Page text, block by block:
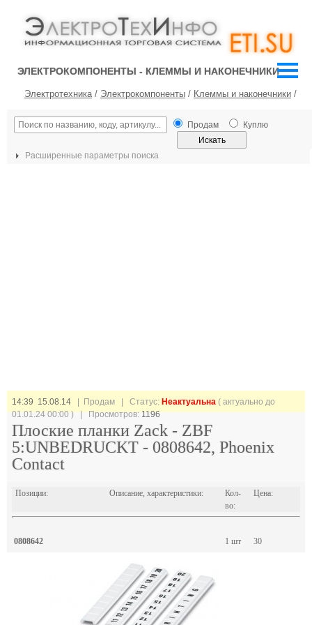
ЭЛЕКТРОКОМПОНЕНТЫ - КЛЕММЫ И НАКОНЕЧНИКИ
Электротехника/ Электрокомпоненты / Клеммы и наконечники /
Продам Куплю
Расширенные параметры поиска
14:39 15.08.14 | Продам | Статус: Неактуальна ( актуально до
01.01.24 00:00 ) | Просмотров:1196
Плоские планки Zack - ZBF
5:UNBEDRUCKT - 0808642, Phoenix
Contact
Позиции: Описание, характеристики:
Кол-
во:
Цена:
0808642 1 шт 30